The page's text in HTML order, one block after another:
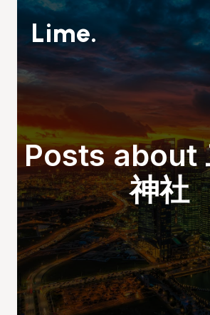
Lime.
Posts about
神社